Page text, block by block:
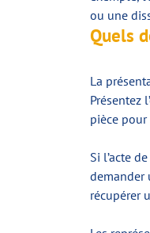
ou une
Quels
La
Présentez
pièce
Si l’acte
demander
récupérer